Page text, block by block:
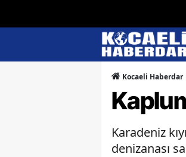
Kocaeli Haberdar
Karadeniz
denizanası